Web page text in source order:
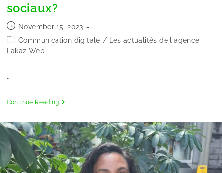
sociaux?
November 15, 2023
Communication digitale / Les actualités de l'agence
Lakaz Web
…
Continue Reading